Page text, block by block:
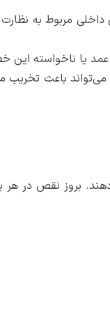
مربوط به
یا ناخواسته این
باعث تخریب
بروز نقص در هر